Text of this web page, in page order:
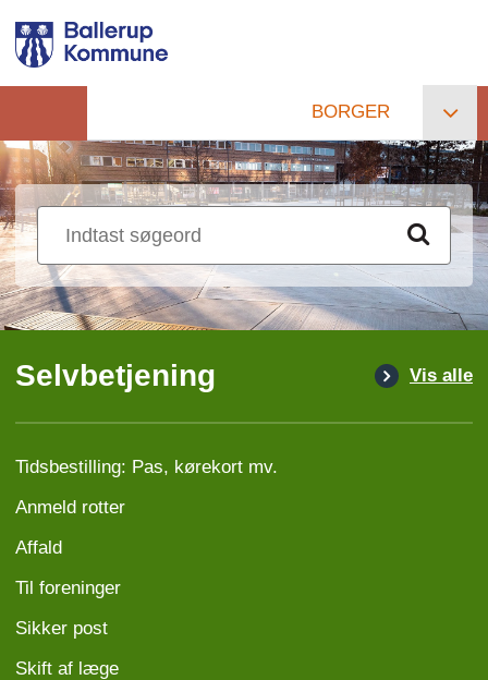
hovedindhold
Primær
navigation
BORGER
Selvbetjening Vis alle
Tidsbestilling: Pas, kørekort mv.
Anmeld rotter
Affald
Til foreninger
Sikker post
Skift af læge